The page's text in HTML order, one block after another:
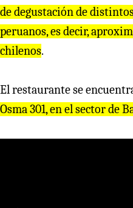
de degustación de
peruanos, es decir,
chilenos.
El restaurante se
Osma 301, en el sector de